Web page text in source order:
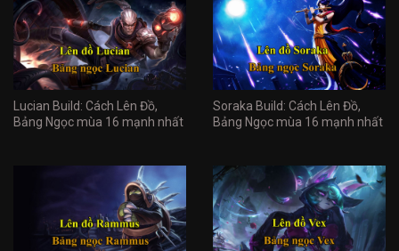
Lucian Build: Cách Lên Đồ,
Bảng Ngọc mùa 16 mạnh nhất
Soraka Build: Cách Lên Đồ,
Bảng Ngọc mùa 16 mạnh nhất